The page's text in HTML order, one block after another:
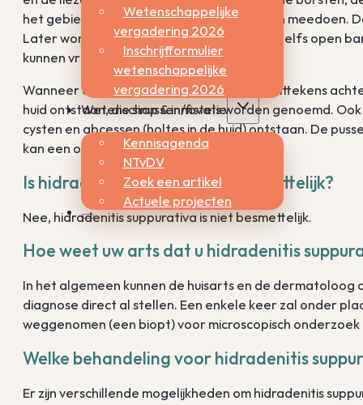
Wetenschappelijke
vergadering 2026
Inschrijfformulier
wetenschappelijke
vergadering 2026
Wetenschap & innovatie
Kennisagenda
NTvDV
Zoek een artikel
Actuele projecten
het gebied rond de anus en de billen kunnen meedoen.
Later wordt deze groter en dieper en kan zelfs open
kunnen vrijkomen.
Wanneer de huid weer geneest kunnen er littekens
huid ontstaan, die sinussen/fistels worden genoemd.
cysten en abcessen (holtes in de huid) ontstaan. De
kan een onaangename geur veroorzaken.
Is hidradenitis suppurativa besmettelijk?
Nee, hidradenitis suppurativa is niet besmettelijk.
Hoe weet uw arts dat u hidradenitis
In het algemeen kunnen de huisarts en de dermatoloog
diagnose direct al stellen. Een enkele keer zal onder
weggenomen (een biopt) voor microscopisch
Welke behandeling voor hidradenitis
Er zijn verschillende mogelijkheden om hidradenitis